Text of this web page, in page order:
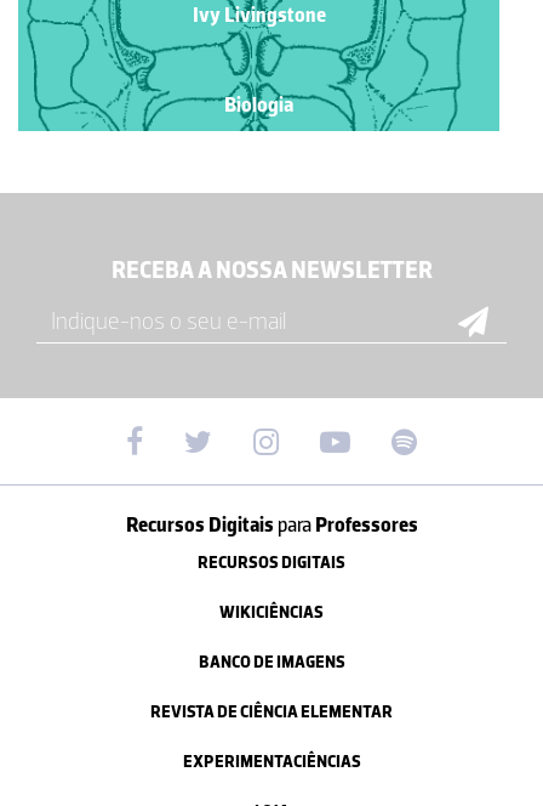
Ivy Livingstone
Biologia
RECEBA A NOSSA NEWSLETTER
Recursos Digitais paraProfessores
RECURSOS DIGITAIS
WIKICIÊNCIAS
BANCO DE IMAGENS
REVISTA DE CIÊNCIA ELEMENTAR
EXPERIMENTACIÊNCIAS